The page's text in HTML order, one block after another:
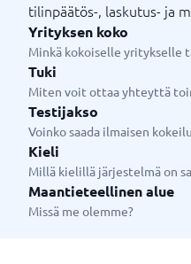
tilinpäätös-, laskutus- ja
Yrityksen koko
Minkä kokoiselle yritykselle
Tuki
Miten voit ottaa yhteyttä
Testijakso
Voinko saada ilmaisen
Kieli
Millä kielillä järjestelmä on
Maantieteellinen alue
Missä me olemme?